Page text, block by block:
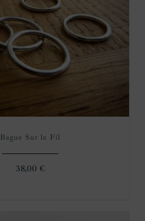
Bague Sur le Fil
38,00 €